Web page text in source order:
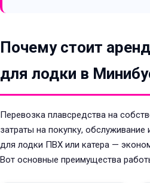
Почему стоит
для лодки в
Перевозка плавсредства на
затраты на покупку,
для лодки ПВХ или катера —
Вот основные преимущества